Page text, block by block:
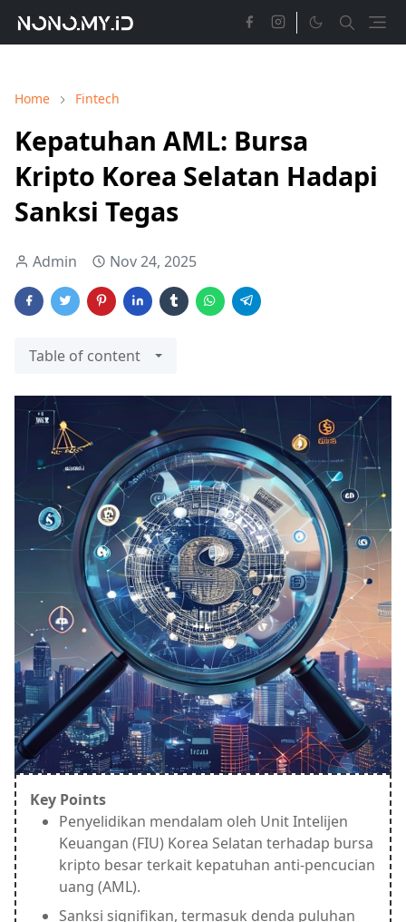
Home Fintech
Kepatuhan AML: Bursa
Kripto Korea Selatan Hadapi
Sanksi Tegas
Admin Nov 24, 2025
Table of content
Key Points
Penyelidikan mendalam oleh Unit Intelijen
Keuangan (FIU) Korea Selatan terhadap bursa
kripto besar terkait kepatuhan anti-pencucian
uang (AML).
Sanksi signifikan, termasuk denda puluhan